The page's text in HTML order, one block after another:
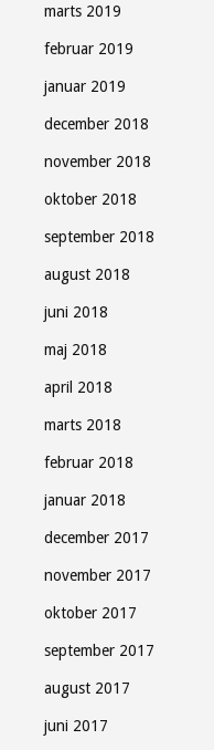
marts 2019
februar 2019
januar 2019
december 2018
november 2018
oktober 2018
september 2018
august 2018
juni 2018
maj 2018
april 2018
marts 2018
februar 2018
januar 2018
december 2017
november 2017
oktober 2017
september 2017
august 2017
juni 2017